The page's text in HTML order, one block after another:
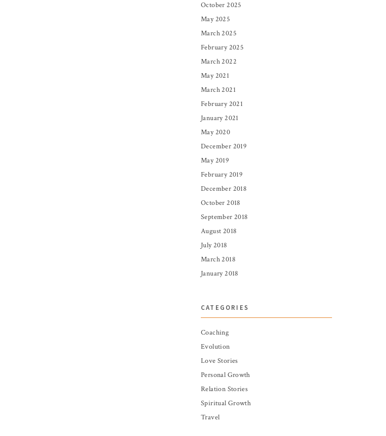
October 2025
May 2025
March 2025
February 2025
March 2022
May 2021
March 2021
February 2021
January 2021
May 2020
December 2019
May 2019
February 2019
December 2018
October 2018
September 2018
August 2018
July 2018
March 2018
January 2018
CATEGORIES
Coaching
Evolution
Love Stories
Personal Growth
Relation Stories
Spiritual Growth
Travel